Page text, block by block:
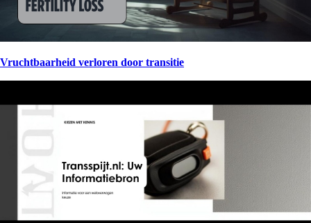
Vruchtbaarheid verloren door transitie